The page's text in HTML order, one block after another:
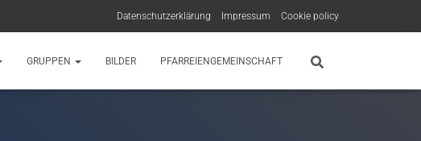
Datenschutzerklärung Impressum Cookie policy
GRUPPEN BILDER PFARREIENGEMEINSCHAFT